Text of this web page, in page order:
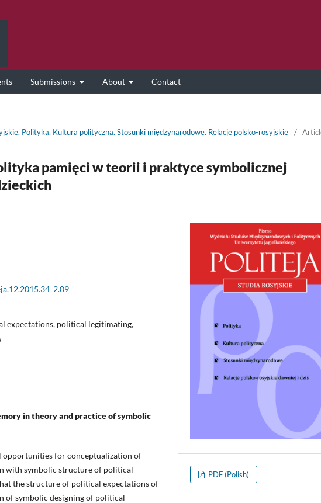
Submissions About Contact
Polityka. Kultura polityczna. Stosunki międzynarodowe. Relacje polsko-rosyjskie
/
pamięci w teorii i praktyce symbolicznej
expectations, political legitimating,
in theory and practice of symbolic
opportunities for conceptualization of
with symbolic structure of political
the structure of political expectations of
of symbolic designing of political
PDF (Polish)